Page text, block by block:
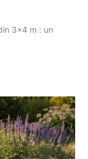
3×4 m : un